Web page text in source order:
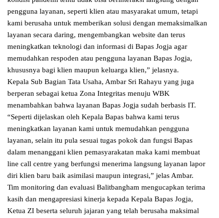
pengguna layanan, seperti klien atau masyarakat umum, tetapi
kami berusaha untuk memberikan solusi dengan memaksimalkan
layanan secara daring, mengembangkan website dan terus
meningkatkan teknologi dan informasi di Bapas Jogja agar
memudahkan respoden atau pengguna layanan Bapas Jogja,
khususnya bagi klien maupun keluarga klien,” jelasnya.
Kepala Sub Bagian Tata Usaha, Ambar Sri Rahayu yang juga
berperan sebagai ketua Zona Integritas menuju WBK
menambahkan bahwa layanan Bapas Jogja sudah berbasis IT.
“Seperti dijelaskan oleh Kepala Bapas bahwa kami terus
meningkatkan layanan kami untuk memudahkan pengguna
layanan, selain itu pula sesuai tugas pokok dan fungsi Bapas
dalam menanggani klien pemasyarakatan maka kami membuat
line call centre yang berfungsi menerima langsung layanan lapor
diri klien baru baik asimilasi maupun integrasi,” jelas Ambar.
Tim monitoring dan evaluasi Balitbangham mengucapkan terima
kasih dan mengapresiasi kinerja kepada Kepala Bapas Jogja,
Ketua ZI beserta seluruh jajaran yang telah berusaha maksimal